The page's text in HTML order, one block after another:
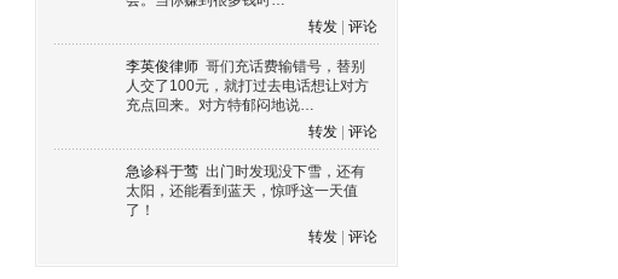
转发
评论
李英俊律师 哥们充话费输错号，替别
人交了100元，就打过去电话想让对方
充点回来。对方特郁闷地说…
转发
评论
急诊科于莺 出门时发现没下雪，还有
太阳，还能看到蓝天，惊呼这一天值
了！
转发
评论